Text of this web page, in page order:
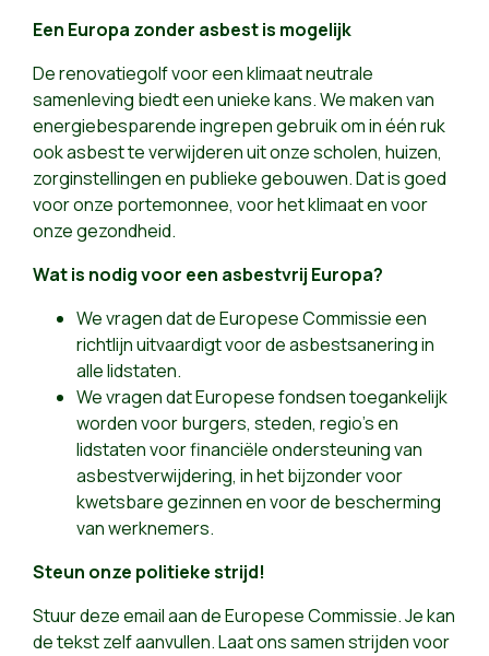
Een Europa zonder asbest is mogelijk
De renovatiegolf voor een klimaat neutrale
samenleving biedt een unieke kans. We maken van
energiebesparende ingrepen gebruik om in één ruk
ook asbest te verwijderen uit onze scholen, huizen,
zorginstellingen en publieke gebouwen. Dat is goed
voor onze portemonnee, voor het klimaat en voor
onze gezondheid.
Wat is nodig voor een asbestvrij Europa?
We vragen dat de Europese Commissie een
richtlijn uitvaardigt voor de asbestsanering in
alle lidstaten.
We vragen dat Europese fondsen toegankelijk
worden voor burgers, steden, regio’s en
lidstaten voor financiële ondersteuning van
asbestverwijdering, in het bijzonder voor
kwetsbare gezinnen en voor de bescherming
van werknemers.
Steun onze politieke strijd!
Stuur deze email aan de Europese Commissie. Je kan
de tekst zelf aanvullen. Laat ons samen strijden voor